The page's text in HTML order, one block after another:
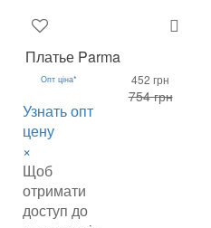
Платье Parma
Опт ціна*
Узнать опт
цену
×
Щоб
отримати
доступ до
452 грн
754 грн